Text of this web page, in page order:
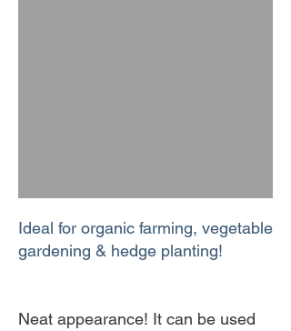
Ideal for organic farming, vegetable
gardening & hedge planting!
Neat appearance! It can be used